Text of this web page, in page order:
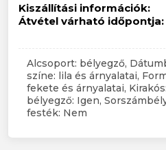
Kiszállítási információk:
Átvétel várható időpontja:
Alcsoport: bélyegző,
színe: lila és árnyalatai,
fekete és árnyalatai,
bélyegző: Igen,
festék: Nem